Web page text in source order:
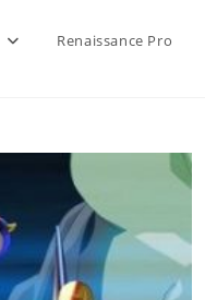
Renaissance Pro